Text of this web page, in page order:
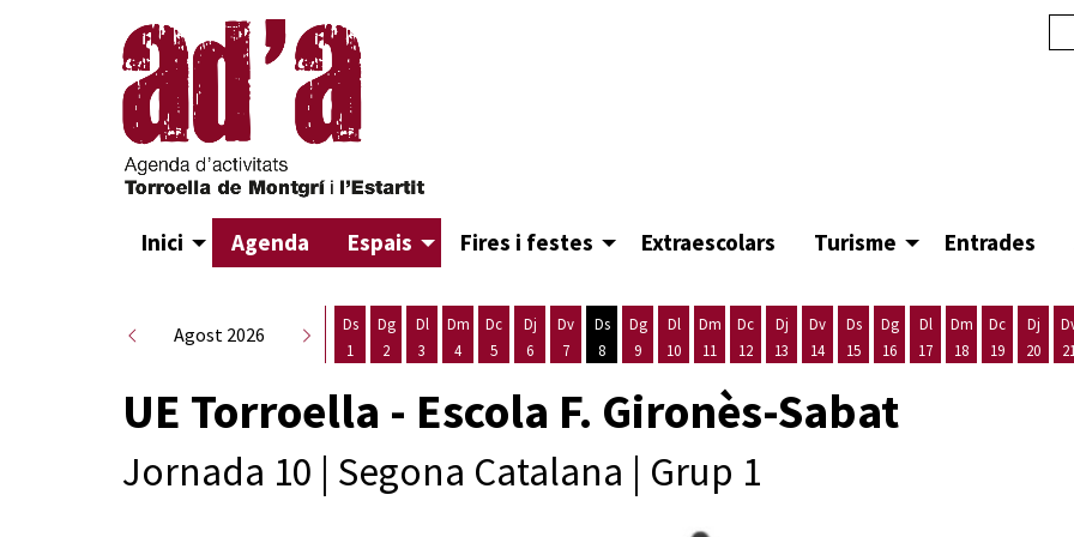
Inici Agenda Espais Fires i festes Extraescolars Turisme Entrades
Agost 2026
Ds
1
Dg
2
Dl
3
Dm
4
Dc
5
Dj
6
Dv
7
Ds
8
Dg
9
Dl
10
Dm
11
Dc
12
Dj
13
Dv
14
Ds
15
Dg
16
Dl
17
Dm
18
Dc
19
Dj
20
UE Torroella - Escola F. Gironès-Sabat
Jornada 10 | Segona Catalana | Grup 1